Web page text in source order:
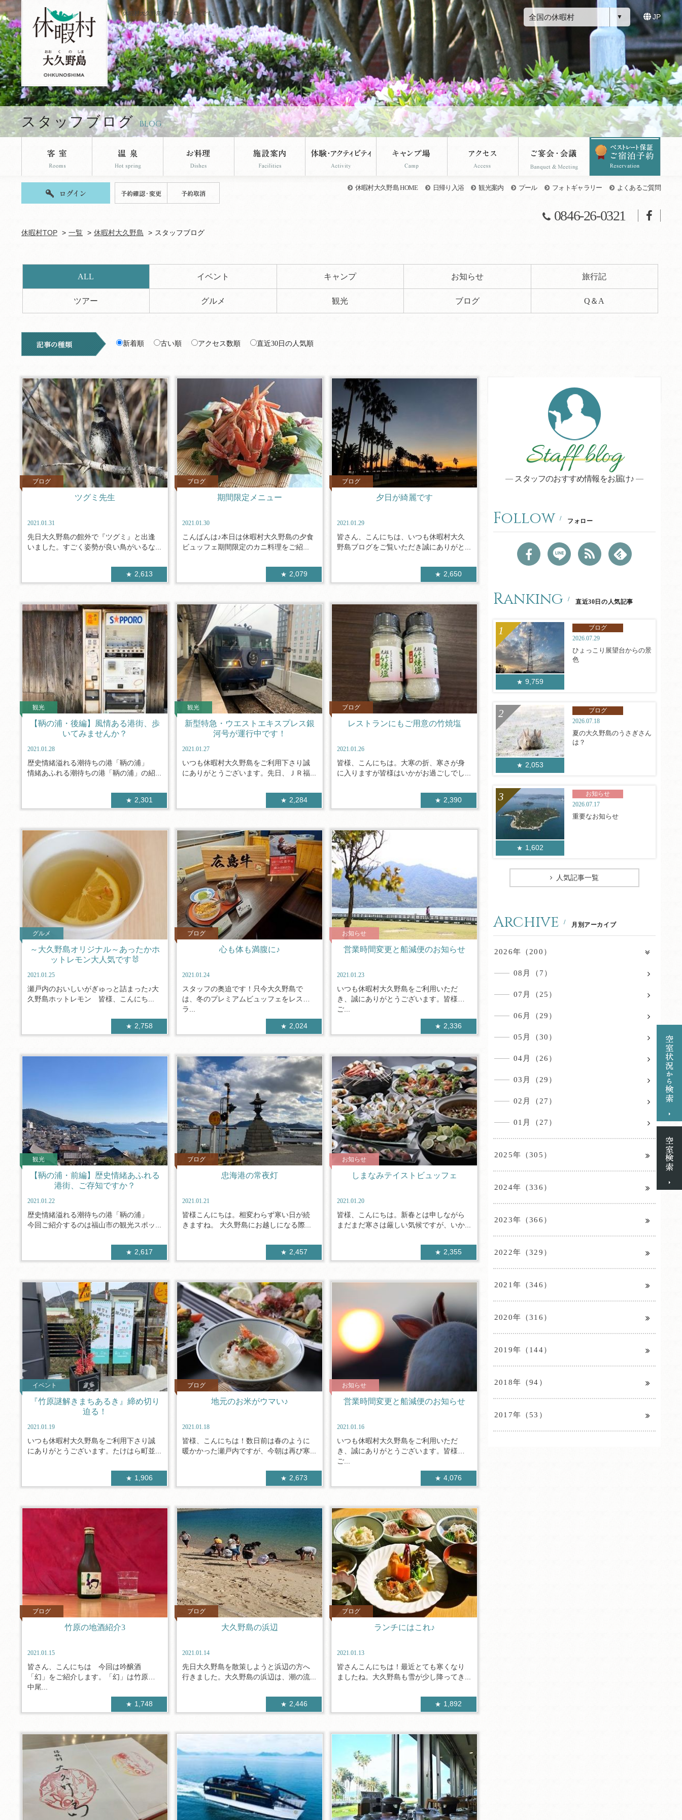
休暇村大久野島のブログページです。 全国の休暇村 JP
スタッフブログ BLOG
休暇村大久野島 HOME 日帰り入浴 観光案内 プール フォトギャラリー よくあるご質問
0846-26-0321
休暇村TOP 一覧 休暇村大久野島 スタッフブログ
ALL イベント キャンプ お知らせ 旅行記
ツアー グルメ 観光 ブログ Q＆A
新着順 古い順 アクセス数順 直近30日の人気順
ブログ
ツグミ先生
2021.01.31
先日大久野島の館外で『ツグミ』と出逢
いました。すごく姿勢が良い鳥がいるな...
2,613
ブログ
期間限定メニュー
2021.01.30
こんばんは♪本日は休暇村大久野島の夕食
ビュッフェ期間限定のカニ料理をご紹...
2,079
ブログ
夕日が綺麗です
2021.01.29
皆さん、こんにちは、いつも休暇村大久
野島ブログをご覧いただき誠にありがと...
2,650
観光
【鞆の浦・後編】風情ある港街、歩
いてみませんか？
2021.01.28
歴史情緒溢れる潮待ちの港「鞆の浦」
情緒あふれる潮待ちの港「鞆の浦」の紹...
2,301
観光
新型特急・ウエストエキスプレス銀
河号が運行中です！
2021.01.27
いつも休暇村大久野島をご利用下さり誠
にありがとうございます。先日、ＪＲ福...
2,284
ブログ
レストランにもご用意の竹焼塩
2021.01.26
皆様、こんにちは。大寒の折、寒さが身
に入りますが皆様はいかがお過ごしでし...
2,390
グルメ
～大久野島オリジナル～あったかホ
ットレモン大人気です🐰
2021.01.25
瀬戸内のおいしいがぎゅっと詰まった♪大
久野島ホットレモン 皆様、こんにち...
2,758
ブログ
心も体も満腹に♪
2021.01.24
スタッフの奥迫です！只今大久野島で
は、冬のプレミアムビュッフェをレスト
ラ...
2,024
お知らせ
営業時間変更と船減便のお知らせ
2021.01.23
いつも休暇村大久野島をご利用いただ
き、誠にありがとうございます。皆様も
ご...
2,336
観光
【鞆の浦・前編】歴史情緒あふれる
港街、ご存知ですか？
2021.01.22
歴史情緒溢れる潮待ちの港「鞆の浦」
今回ご紹介するのは福山市の観光スポッ...
2,617
ブログ
忠海港の常夜灯
2021.01.21
皆様こんにちは。相変わらず寒い日が続
きますね。 大久野島にお越しになる際...
2,457
お知らせ
しまなみテイストビュッフェ
2021.01.20
皆様、こんにちは。新春とは申しながら
まだまだ寒さは厳しい気候ですが、いか...
2,355
イベント
『竹原謎解きまちあるき』締め切り
迫る！
2021.01.19
いつも休暇村大久野島をご利用下さり誠
にありがとうございます。たけはら町並...
1,906
ブログ
地元のお米がウマい♪
2021.01.18
皆様、こんにちは！数日前は春のように
暖かかった瀬戸内ですが、今朝は再び寒...
2,673
お知らせ
営業時間変更と船減便のお知らせ
2021.01.16
いつも休暇村大久野島をご利用いただ
き、誠にありがとうございます。皆様も
ご...
4,076
ブログ
竹原の地酒紹介3
2021.01.15
皆さん、こんにちは 今回は吟醸酒
「幻」をご紹介します。「幻」は竹原の
中尾...
1,748
ブログ
大久野島の浜辺
2021.01.14
先日大久野島を散策しようと浜辺の方へ
行きました。大久野島の浜辺は、潮の流...
2,446
ブログ
ランチにはこれ♪
2021.01.13
皆さんこんにちは！最近とても寒くなり
ましたね。大久野島も雪が少し降ってき...
1,892
Staff blog
スタッフのおすすめ情報をお届け♪
Follow フォロー
Ranking 直近30日の人気記事
9,759
ブログ
2026.07.29
ひょっこり展望台からの景
色
2,053
ブログ
2026.07.18
夏の大久野島のうさぎさん
は？
1,602
お知らせ
2026.07.17
重要なお知らせ
人気記事一覧
Archive 月別アーカイブ
2026年（200）
08月（7）
07月（25）
06月（29）
05月（30）
04月（26）
03月（29）
02月（27）
01月（27）
2025年（305）
2024年（336）
2023年（366）
2022年（329）
2021年（346）
2020年（316）
2019年（144）
2018年（94）
2017年（53）